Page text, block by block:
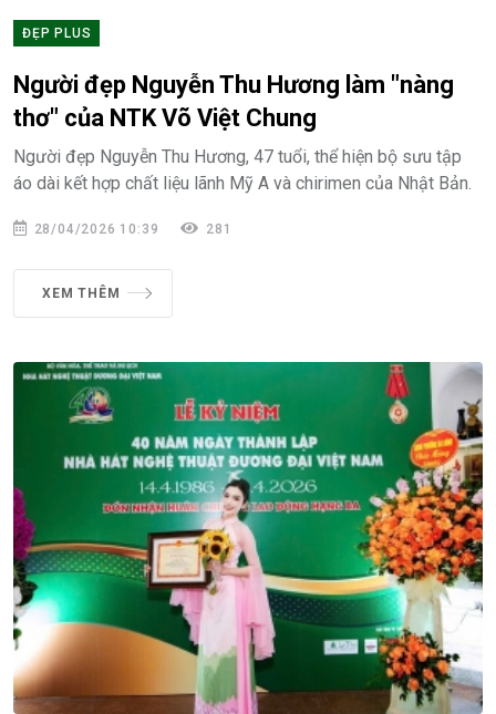
ĐẸP PLUS
Người đẹp Nguyễn Thu Hương làm "nàng
thơ" của NTK Võ Việt Chung
Người đẹp Nguyễn Thu Hương, 47 tuổi, thể hiện bộ sưu tập
áo dài kết hợp chất liệu lãnh Mỹ A và chirimen của Nhật Bản.
28/04/2026 10:39 281
XEM THÊM